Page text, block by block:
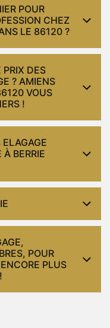
POUR
CHEZ
LE 86120 ?
DES
? AMIENS
VOUS
!
À BERRIE
POUR
PLUS